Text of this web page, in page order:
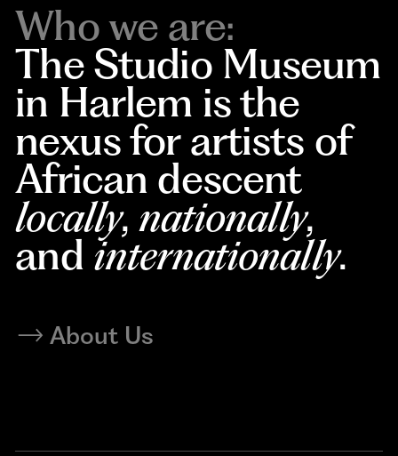
Who we are:
The Studio Museum
in Harlem is the
nexus for artists of
African descent
locally, nationally,
and internationally.
About Us